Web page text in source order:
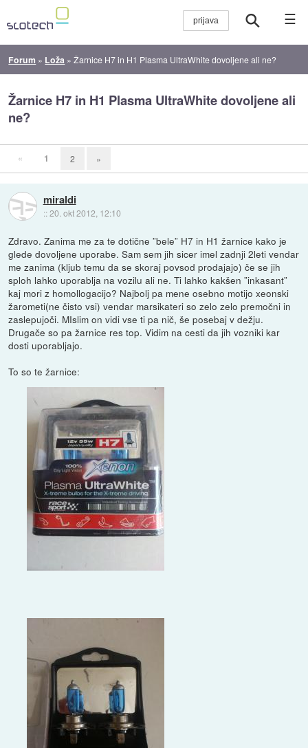
☰
Forum » Loža »Žarnice H7 in H1 Plasma UltraWhite dovoljene ali ne?
Žarnice H7 in H1 Plasma UltraWhite dovoljene ali
ne?
« 1 2 »
miraldi
::20. okt 2012, 12:10
Zdravo. Zanima me za te dotične ”bele” H7 in H1 žarnice kako je
glede dovoljene uporabe. Sam sem jih sicer imel zadnji 2leti vendar
me zanima (kljub temu da se skoraj povsod prodajajo) če se jih
sploh lahko uporablja na vozilu ali ne. Ti lahko kakšen ”inkasant”
kaj mori z homollogacijo? Najbolj pa mene osebno motijo xeonski
žarometi(ne čisto vsi) vendar marsikateri so zelo zelo premočni in
zaslepujoči. MIslim on vidi vse ti pa nič, še posebaj v dežju.
Drugače so pa žarnice res top. Vidim na cesti da jih vozniki kar
dosti uporabljajo.
To so te žarnice: